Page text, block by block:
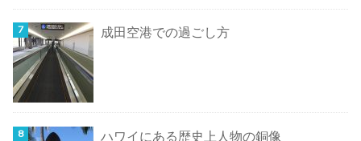
成田空港での過ごし方
ハワイにある歴史上人物の銅像